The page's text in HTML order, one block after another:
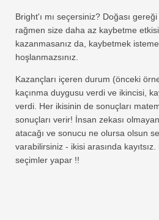
Bright'ı mı seçersiniz? Doğası
rağmen size daha az kaybetme
kazanmasanız da, kaybetmek
hoşlanmazsınız.
Kazançları içeren durum (önceki
kaçınma duygusu verdi ve ikincisi,
verdi. Her ikisinin de sonuçları
sonuçları verir! İnsan zekası
atacağı ve sonucu ne olursa olsun
varabilirsiniz - ikisi arasında
seçimler yapar !!